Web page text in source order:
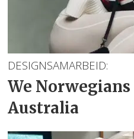
DESIGNSAMARBEID:
We Norwegians
Australia